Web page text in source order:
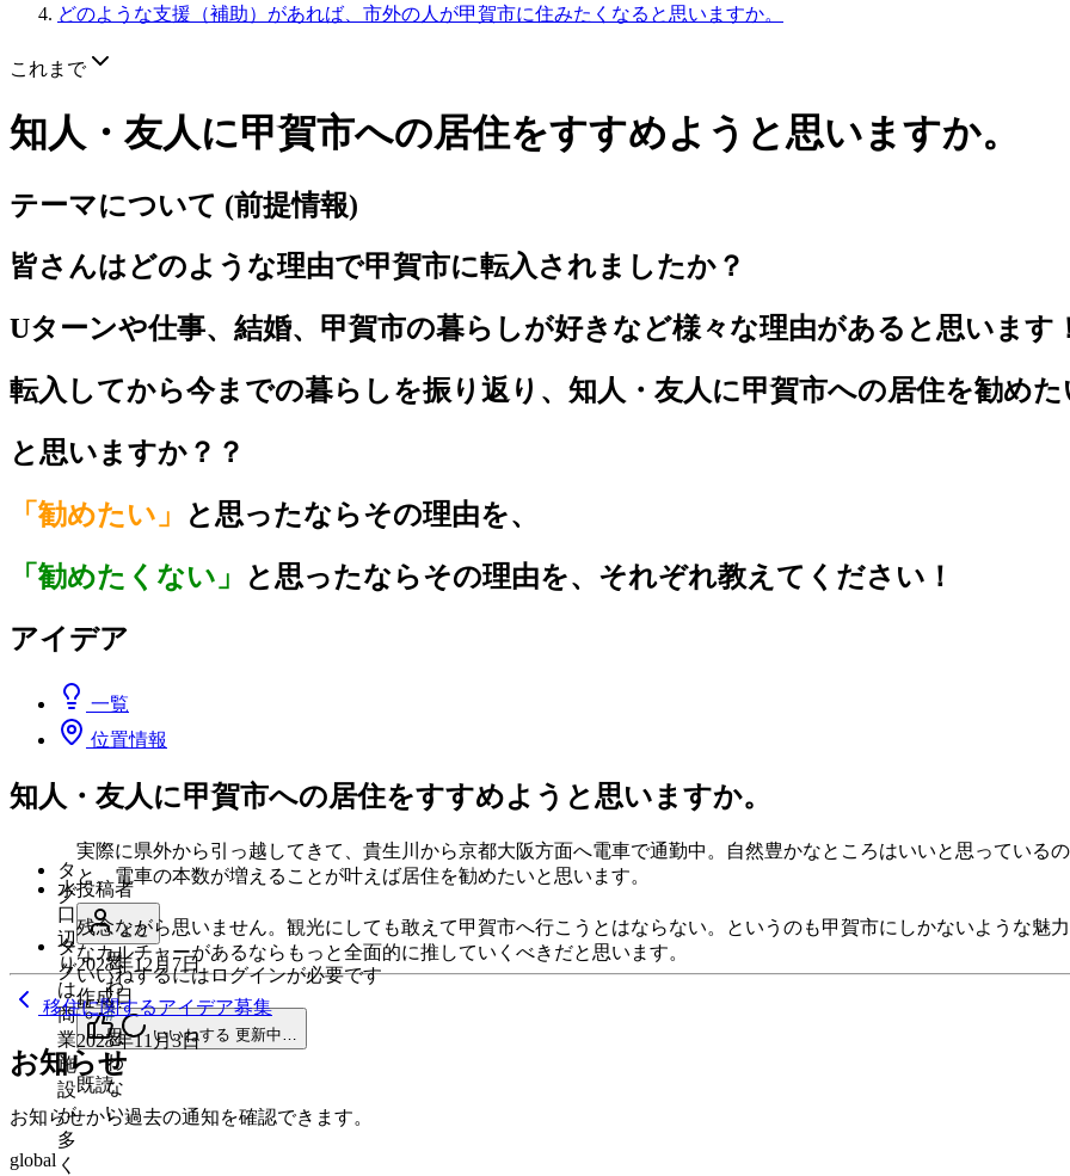
どのような支援（補助）があれば、市外の人が甲賀市に住みたくなると思いますか。
これまで
知人・友人に甲賀市への居住をすすめようと思いますか。
テーマについて (前提情報)
皆さんはどのような理由で甲賀市に転入されましたか？
Uターンや仕事、結婚、甲賀市の暮らしが好きなど様々な理由があると思います
転入してから今までの暮らしを振り返り、知人・友人に甲賀市への居住を勧めた
と思いますか？？
「勧めたい」
と思ったならその理由を、
「勧めたくない」
と思ったならその理由を、それぞれ教えてください！
アイデア
一覧
位置情報
知人・友人に甲賀市への居住をすすめようと思いますか。
タ
グ
#
思
わ
な
い。
実際に県外から引っ越してきて、貴生川から京都大阪方面へ電車で通勤中。自然豊かなところはいいと思っている
と、電車の本数が増えることが叶えば居住を勧めたいと思います。
作成日
2023年12月7日
既読
水
口
辺
り
は
商
業
施
設
が
多
く
投稿者
とと
いいねするにはログインが必要です
いいねする 更新中…
タ
グ
#
思
わ
な
い。
残念ながら思いません。観光にしても敢えて甲賀市へ行こうとはならない。というのも甲賀市にしかないような魅
なカルチャーがあるならもっと全面的に推していくべきだと思います。
作成日
2023年11月3日
既読
移住に関するアイデア募集
お知らせ
お知らせから過去の通知を確認できます。
global